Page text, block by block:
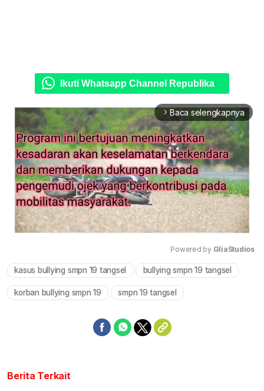
Ikuti Whatsapp Channel Republika
arrow_forward_ios Baca selengkapnya
Mute
Powered by GliaStudios
kasus bullying smpn 19 tangsel bullying smpn 19 tangsel
korban bullying smpn 19 smpn 19 tangsel
Berita Terkait